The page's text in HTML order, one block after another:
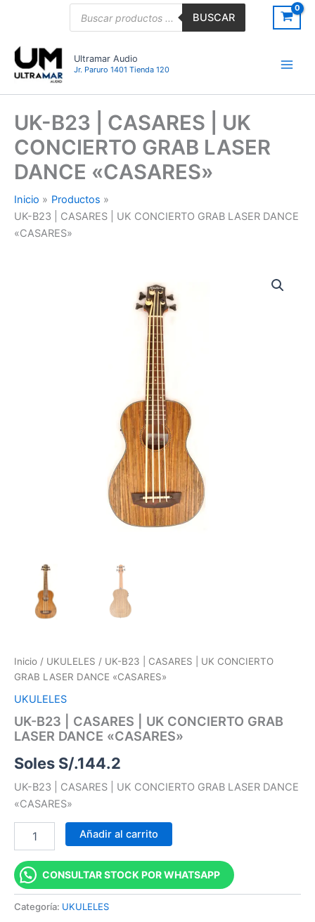
BUSCAR
Ultramar Audio
Jr. Paruro 1401 Tienda 120
UK-B23 | CASARES | UK
CONCIERTO GRAB LASER
DANCE «CASARES»
Inicio
Productos
UK-B23 | CASARES | UK CONCIERTO GRAB LASER DANCE
«CASARES»
Inicio / UKULELES / UK-B23 | CASARES | UK CONCIERTO
GRAB LASER DANCE «CASARES»
UKULELES
UK-B23 | CASARES | UK CONCIERTO GRAB
LASER DANCE «CASARES»
Soles S/.144.2
UK-B23 | CASARES | UK CONCIERTO GRAB LASER DANCE
«CASARES»
Añadir al carrito
CONSULTAR STOCK POR WHATSAPP
Categoría: UKULELES